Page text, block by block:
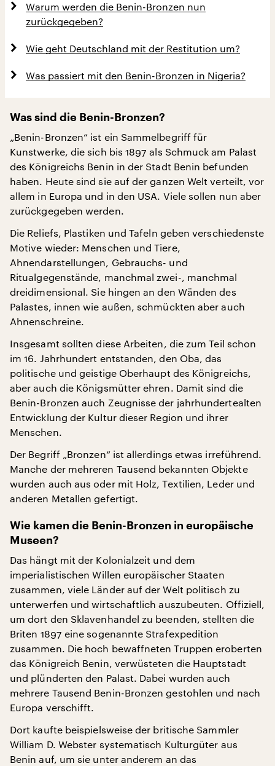
Warum werden die Benin-Bronzen nun
zurückgegeben?
Wie geht Deutschland mit der Restitution um?
Was passiert mit den Benin-Bronzen in Nigeria?
Was sind die Benin-Bronzen?
„Benin-Bronzen“ ist ein Sammelbegriff für
Kunstwerke, die sich bis 1897 als Schmuck am Palast
des Königreichs Benin in der Stadt Benin befunden
haben. Heute sind sie auf der ganzen Welt verteilt, vor
allem in Europa und in den USA. Viele sollen nun aber
zurückgegeben werden.
Die Reliefs, Plastiken und Tafeln geben verschiedenste
Motive wieder: Menschen und Tiere,
Ahnendarstellungen, Gebrauchs- und
Ritualgegenstände, manchmal zwei-, manchmal
dreidimensional. Sie hingen an den Wänden des
Palastes, innen wie außen, schmückten aber auch
Ahnenschreine.
Insgesamt sollten diese Arbeiten, die zum Teil schon
im 16. Jahrhundert entstanden, den Oba, das
politische und geistige Oberhaupt des Königreichs,
aber auch die Königsmütter ehren. Damit sind die
Benin-Bronzen auch Zeugnisse der jahrhundertealten
Entwicklung der Kultur dieser Region und ihrer
Menschen.
Der Begriff „Bronzen“ ist allerdings etwas irreführend.
Manche der mehreren Tausend bekannten Objekte
wurden auch aus oder mit Holz, Textilien, Leder und
anderen Metallen gefertigt.
Wie kamen die Benin-Bronzen in europäische
Museen?
Das hängt mit der Kolonialzeit und dem
imperialistischen Willen europäischer Staaten
zusammen, viele Länder auf der Welt politisch zu
unterwerfen und wirtschaftlich auszubeuten. Offiziell,
um dort den Sklavenhandel zu beenden, stellten die
Briten 1897 eine sogenannte Strafexpedition
zusammen. Die hoch bewaffneten Truppen eroberten
das Königreich Benin, verwüsteten die Hauptstadt
und plünderten den Palast. Dabei wurden auch
mehrere Tausend Benin-Bronzen gestohlen und nach
Europa verschifft.
Dort kaufte beispielsweise der britische Sammler
William D. Webster systematisch Kulturgüter aus
Benin auf, um sie unter anderem an das